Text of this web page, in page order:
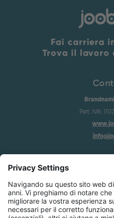
Fai carriera
Trova il lavoro
Part. IVA:
Condizioni